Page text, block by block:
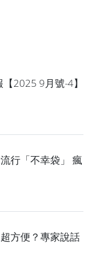
2025 9月號-4】
行「不幸袋」 瘋
方便？專家說話